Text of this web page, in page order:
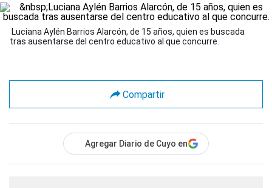
Luciana Aylén Barrios Alarcón, de 15 años, quien es buscada
tras ausentarse del centro educativo al que concurre.
Compartir
Agregar Diario de Cuyo en